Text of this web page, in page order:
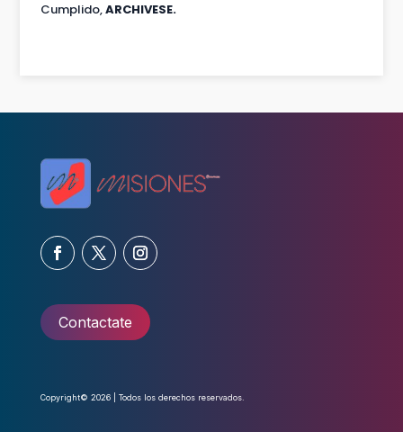
Cumplido,ARCHIVESE.
Contactate
Copyright© 2026 | Todos los derechos reservados.